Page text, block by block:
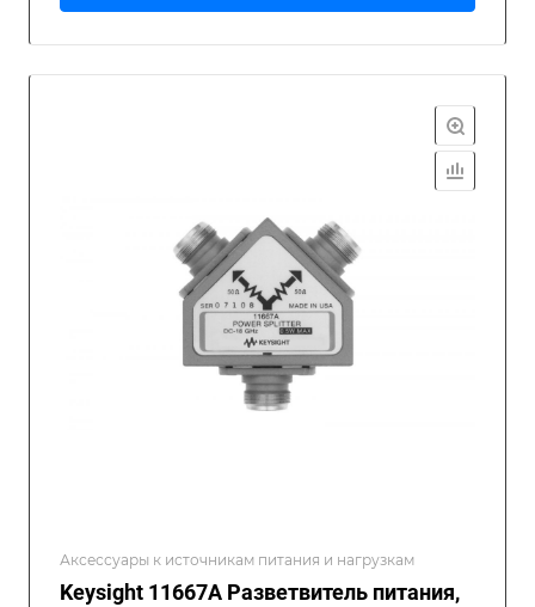
Аксессуары к источникам питания и нагрузкам
Keysight 11667A Разветвитель питания,